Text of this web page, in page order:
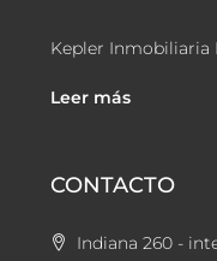
Kepler Inmobiliaria
Leer más
CONTACTO
Indiana 260 -